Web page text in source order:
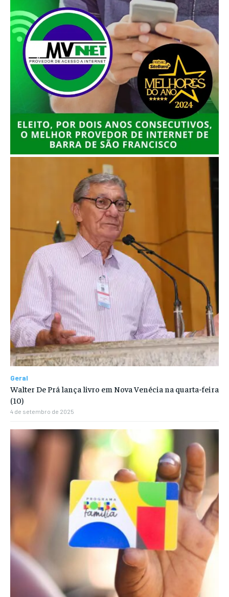
Geral
Walter De Prá lança livro em Nova Venécia na quarta-feira
(10)
4 de setembro de 2025